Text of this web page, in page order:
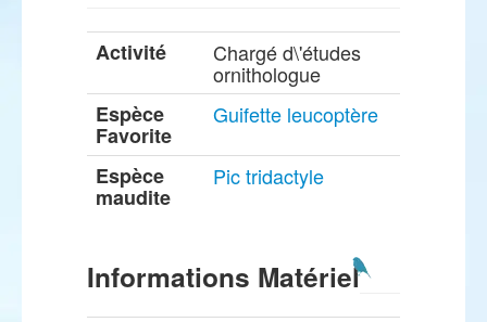
Activité Chargé d\'études
ornithologue
Espèce
Favorite
Guifette leucoptère
Espèce
maudite
Pic tridactyle
Informations Matériel